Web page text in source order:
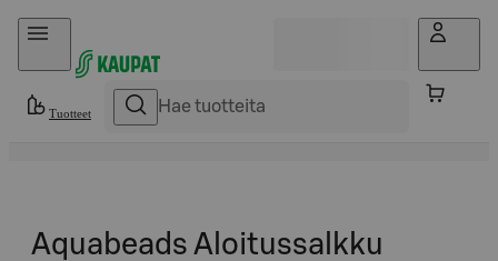
Hyppää sisältöön
Tuotteet
Aquabeads Aloitussalkku